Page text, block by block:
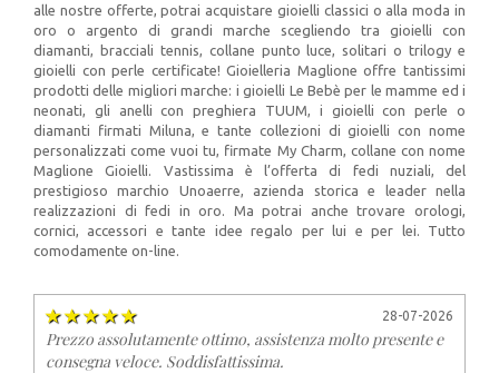
alle nostre offerte, potrai acquistare gioielli classici o alla moda in
oro o argento di grandi marche scegliendo tra gioielli con
diamanti, bracciali tennis, collane punto luce, solitari o trilogy e
gioielli con perle certificate! Gioielleria Maglione offre tantissimi
prodotti delle migliori marche: i gioielli Le Bebè per le mamme ed i
neonati, gli anelli con preghiera TUUM, i gioielli con perle o
diamanti firmati Miluna, e tante collezioni di gioielli con nome
personalizzati come vuoi tu, firmate My Charm, collane con nome
Maglione Gioielli. Vastissima è l’offerta di fedi nuziali, del
prestigioso marchio Unoaerre, azienda storica e leader nella
realizzazioni di fedi in oro. Ma potrai anche trovare orologi,
cornici, accessori e tante idee regalo per lui e per lei. Tutto
comodamente on-line.
28-07-2026
Prezzo assolutamente ottimo, assistenza molto presente e
consegna veloce. Soddisfattissima.